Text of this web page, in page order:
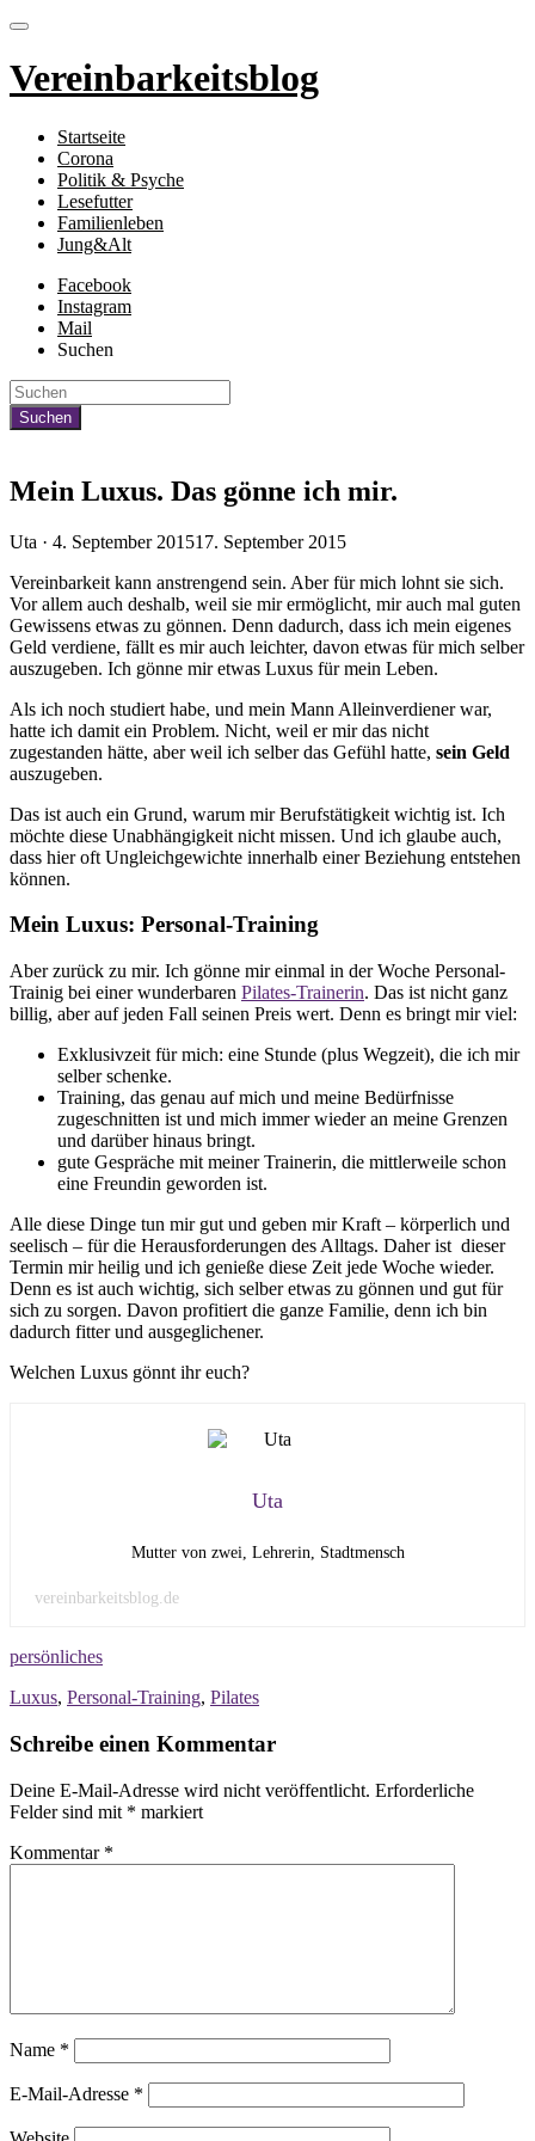
Vereinbarkeitsblog
Startseite
Corona
Politik & Psyche
Lesefutter
Familienleben
Jung&Alt
Facebook
Instagram
Mail
Suchen
Mein Luxus. Das gönne ich mir.
Uta · Veröffentlicht
4. September 201517. September 2015
Vereinbarkeit kann anstrengend sein. Aber für mich lohnt sie sich.
Vor allem auch deshalb, weil sie mir ermöglicht, mir auch mal guten
Gewissens etwas zu gönnen. Denn dadurch, dass ich mein eigenes
Geld verdiene, fällt es mir auch leichter, davon etwas für mich selber
auszugeben. Ich gönne mir etwas Luxus für mein Leben.
Als ich noch studiert habe, und mein Mann Alleinverdiener war,
hatte ich damit ein Problem. Nicht, weil er mir das nicht
zugestanden hätte, aber weil ich selber das Gefühl hatte, sein Geld
auszugeben.
Das ist auch ein Grund, warum mir Berufstätigkeit wichtig ist. Ich
möchte diese Unabhängigkeit nicht missen. Und ich glaube auch,
dass hier oft Ungleichgewichte innerhalb einer Beziehung entstehen
können.
Mein Luxus: Personal-Training
Aber zurück zu mir. Ich gönne mir einmal in der Woche Personal-
Trainig bei einer wunderbaren Pilates-Trainerin. Das ist nicht ganz
billig, aber auf jeden Fall seinen Preis wert. Denn es bringt mir viel:
Exklusivzeit für mich: eine Stunde (plus Wegzeit), die ich mir
selber schenke.
Training, das genau auf mich und meine Bedürfnisse
zugeschnitten ist und mich immer wieder an meine Grenzen
und darüber hinaus bringt.
gute Gespräche mit meiner Trainerin, die mittlerweile schon
eine Freundin geworden ist.
Alle diese Dinge tun mir gut und geben mir Kraft – körperlich und
seelisch – für die Herausforderungen des Alltags. Daher ist dieser
Termin mir heilig und ich genieße diese Zeit jede Woche wieder.
Denn es ist auch wichtig, sich selber etwas zu gönnen und gut für
sich zu sorgen. Davon profitiert die ganze Familie, denn ich bin
dadurch fitter und ausgeglichener.
Welchen Luxus gönnt ihr euch?
Uta
Mutter von zwei, Lehrerin, Stadtmensch
vereinbarkeitsblog.de
persönliches
Luxus, Personal-Training, Pilates
Schreibe einen Kommentar
Deine E-Mail-Adresse wird nicht veröffentlicht. Erforderliche
Felder sind mit * markiert
Kommentar *
Name *
E-Mail-Adresse *